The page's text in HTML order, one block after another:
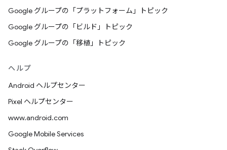
Google グループの「プラットフォーム」トピック
Google グループの「ビルド」トピック
Google グループの「移植」トピック
ヘルプ
Android ヘルプセンター
Pixel ヘルプセンター
www.android.com
Google Mobile Services